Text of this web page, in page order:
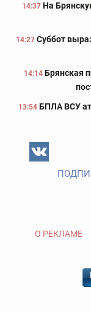
14:37 На
14:27 Суббот
14:14 Брянская
13:54 БПЛА ВСУ
О РЕКЛАМЕ